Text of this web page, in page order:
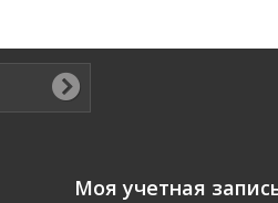
Моя учетная